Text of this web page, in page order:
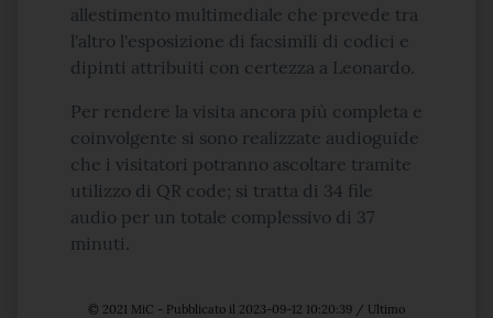
allestimento multimediale che prevede tra
l'altro l'esposizione di facsimili di codici e
dipinti attribuiti con certezza a Leonardo.
Per rendere la visita ancora più completa e
coinvolgente si sono realizzate audioguide
che i visitatori potranno ascoltare tramite
utilizzo di QR code; si tratta di 34 file
audio per un totale complessivo di 37
minuti.
© 2021 MiC - Pubblicato il 2023-09-12 10:20:39 / Ultimo